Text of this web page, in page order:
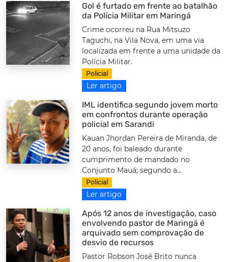
Gol é furtado em frente ao batalhão
da Polícia Militar em Maringá
Crime ocorreu na Rua Mitsuzo
Taguchi, na Vila Nova, em uma via
localizada em frente a uma unidade da
Polícia Militar.
Policial
Ler artigo
IML identifica segundo jovem morto
em confrontos durante operação
policial em Sarandi
Kauan Jhordan Pereira de Miranda, de
20 anos, foi baleado durante
cumprimento de mandado no
Conjunto Mauá; segundo a...
Policial
Ler artigo
Após 12 anos de investigação, caso
envolvendo pastor de Maringá é
arquivado sem comprovação de
desvio de recursos
Pastor Robson José Brito nunca